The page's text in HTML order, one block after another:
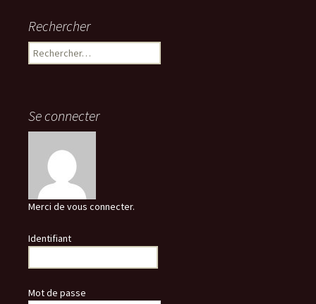
Rechercher
Rechercher :
Se connecter
Merci de vous connecter.
Identifiant
Mot de passe